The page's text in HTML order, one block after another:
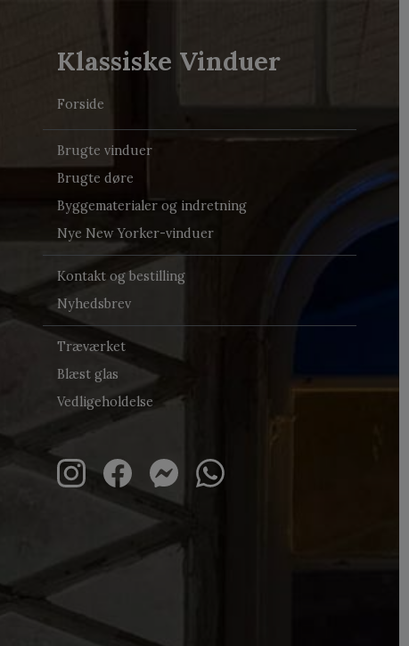
Klassiske Vinduer
Forside
Brugte vinduer
Brugte døre
Byggematerialer og indretning
Nye New Yorker-vinduer
Kontakt og bestilling
Nyhedsbrev
Træværket
Blæst glas
Vedligeholdelse